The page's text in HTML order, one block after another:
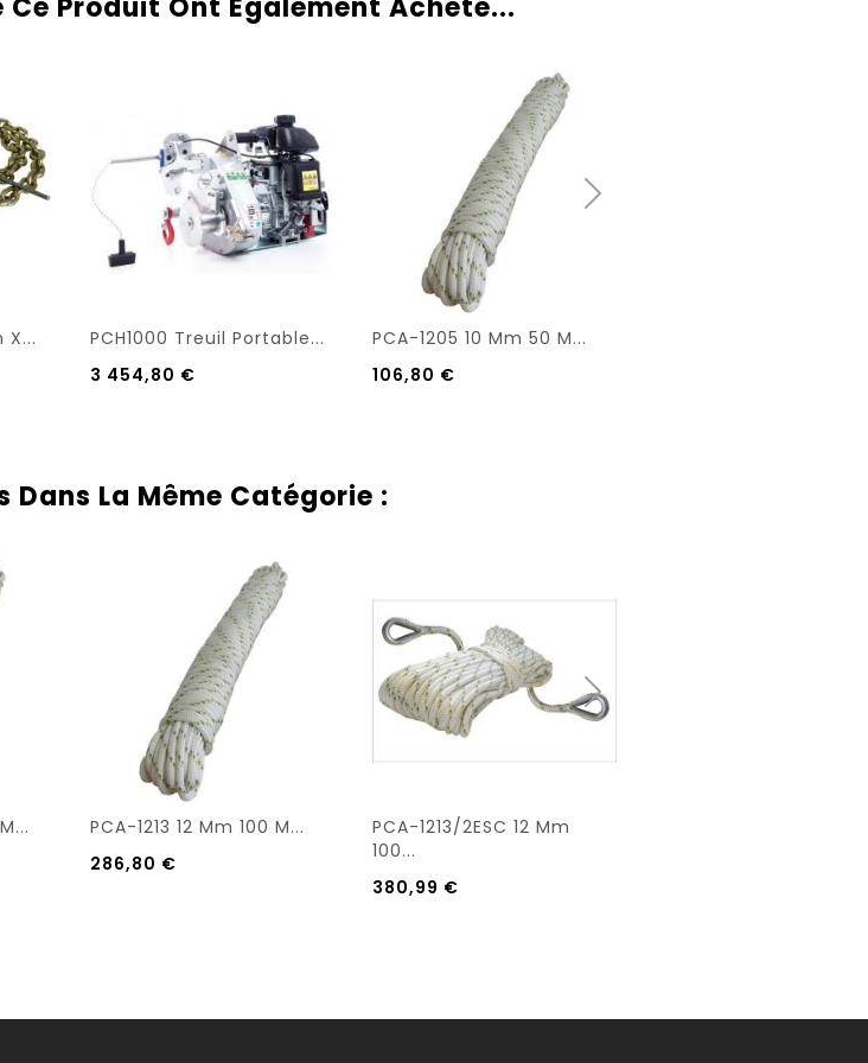
Produit Ont Également Acheté...
X...
PCH1000 Treuil Portable...
3 454,80 €
PCA-1205 10 Mm 50 M...
106,80 €
Dans La Même Catégorie :
PCA-1213 12 Mm 100 M...
286,80 €
PCA-1213/2ESC 12 Mm
100...
380,99 €